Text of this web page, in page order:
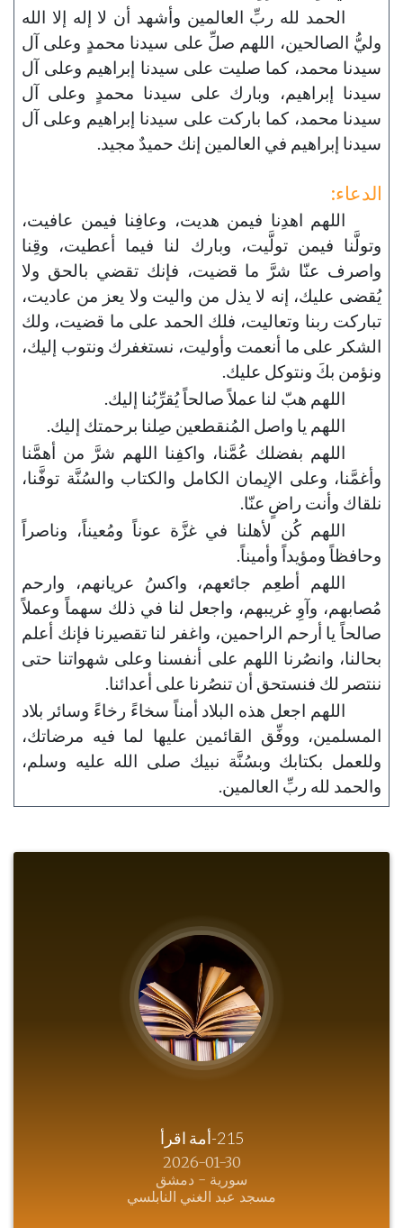
الحمد لله ربِّ العالمين وأشهد أن لا إله إلا الله
وليُّ الصالحين، اللهم صلِّ على سيدنا محمدٍ وعلى آل
سيدنا محمد، كما صليت على سيدنا إبراهيم وعلى آل
سيدنا إبراهيم، وبارك على سيدنا محمدٍ وعلى آل
سيدنا محمد، كما باركت على سيدنا إبراهيم وعلى آل
سيدنا إبراهيم في العالمين إنك حميدٌ مجيد.
الدعاء:
اللهم اهدِنا فيمن هديت، وعافِنا فيمن عافيت،
وتولَّنا فيمن تولَّيت، وبارك لنا فيما أعطيت، وقِنا
واصرف عنّا شرَّ ما قضيت، فإنك تقضي بالحق ولا
يُقضى عليك، إنه لا يذل من واليت ولا يعز من عاديت،
تباركت ربنا وتعاليت، فلك الحمد على ما قضيت، ولك
الشكر على ما أنعمت وأوليت، نستغفرك ونتوب إليك،
ونؤمن بكَ ونتوكل عليك.
اللهم هبّ لنا عملاً صالحاً يُقرِّبُنا إليك.
اللهم يا واصل المُنقطعين صِلنا برحمتك إليك.
اللهم بفضلك عُمَّنا، واكفِنا اللهم شرَّ من أهمَّنا
وأغمَّنا، وعلى الإيمان الكامل والكتاب والسُنَّة توفَّنا،
نلقاك وأنت راضٍ عنّا.
اللهم كُن لأهلنا في غزَّة عوناً ومُعيناً، وناصراً
وحافظاً ومؤيداً وأميناً.
اللهم أطعِم جائعهم، واكسُ عريانهم، وارحم
مُصابهم، وآوِ غريبهم، واجعل لنا في ذلك سهماً وعملاً
صالحاً يا أرحم الراحمين، واغفر لنا تقصيرنا فإنك أعلم
بحالنا، وانصُرنا اللهم على أنفسنا وعلى شهواتنا حتى
ننتصر لك فنستحق أن تنصُرنا على أعدائنا.
اللهم اجعل هذه البلاد أمناً سخاءً رخاءً وسائر بلاد
المسلمين، ووفِّق القائمين عليها لما فيه مرضاتك،
وللعمل بكتابك وبسُنَّة نبيك صلى الله عليه وسلم،
والحمد لله ربِّ العالمين.
215-أمة اقرأ
2026-01-30
سورية - دمشق
مسجد عبد الغني النابلسي